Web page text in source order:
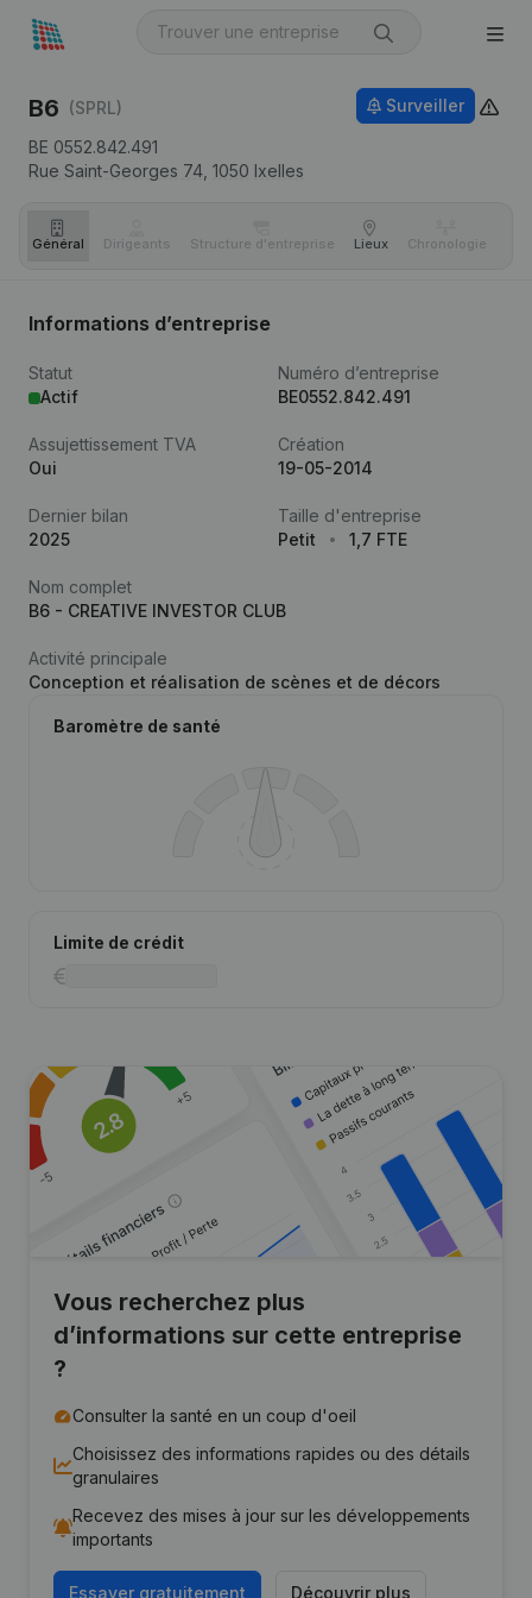
B6 (SPRL)
BE 0552.842.491
Rue Saint-Georges 74, 1050 Ixelles
Surveiller
Général Dirigeants Structure d'entreprise Lieux Chronologie
Informations d’entreprise
Statut
Actif
Numéro d’entreprise
BE0552.842.491
Assujettissement TVA
Oui
Création
19-05-2014
Dernier bilan
2025
Taille d'entreprise
Petit
1,7 FTE
Nom complet
B6 - CREATIVE INVESTOR CLUB
Activité principale
Conception et réalisation de scènes et de décors
Baromètre de santé
Limite de crédit
Vous recherchez plus
d’informations sur cette entreprise
?
Consulter la santé en un coup d'oeil
Choisissez des informations rapides ou des détails
granulaires
Recevez des mises à jour sur les développements
importants
Essayer gratuitement Découvrir plus